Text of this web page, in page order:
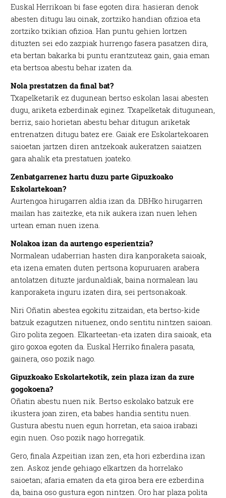
Euskal Herrikoan bi fase egoten dira: hasieran denok
abesten ditugu lau oinak, zortziko handian ofizioa eta
zortziko txikian ofizioa. Han puntu gehien lortzen
dituzten sei edo zazpiak hurrengo fasera pasatzen dira,
eta bertan bakarka bi puntu erantzuteaz gain, gaia eman
eta bertsoa abestu behar izaten da.
Nola prestatzen da final bat?
Txapelketarik ez dugunean bertso eskolan lasai abesten
dugu, ariketa ezberdinak eginez. Txapelketak ditugunean,
berriz, saio horietan abestu behar ditugun ariketak
entrenatzen ditugu batez ere. Gaiak ere Eskolartekoaren
saioetan jartzen diren antzekoak aukeratzen saiatzen
gara ahalik eta prestatuen joateko.
Zenbatgarrenez hartu duzu parte Gipuzkoako
Eskolartekoan?
Aurtengoa hirugarren aldia izan da. DBHko hirugarren
mailan has zaitezke, eta nik aukera izan nuen lehen
urtean eman nuen izena.
Nolakoa izan da aurtengo esperientzia?
Normalean udaberrian hasten dira kanporaketa saioak,
eta izena ematen duten pertsona kopuruaren arabera
antolatzen dituzte jardunaldiak, baina normalean lau
kanporaketa inguru izaten dira, sei pertsonakoak.
Niri Oñatin abestea egokitu zitzaidan, eta bertso-kide
batzuk ezagutzen nituenez, ondo sentitu nintzen saioan.
Giro polita zegoen. Elkarteetan-eta izaten dira saioak, eta
giro goxoa egoten da. Euskal Herriko finalera pasata,
gainera, oso pozik nago.
Gipuzkoako Eskolartekotik, zein plaza izan da zure
gogokoena?
Oñatin abestu nuen nik. Bertso eskolako batzuk ere
ikustera joan ziren, eta babes handia sentitu nuen.
Gustura abestu nuen egun horretan, eta saioa irabazi
egin nuen. Oso pozik nago horregatik.
Gero, finala Azpeitian izan zen, eta hori ezberdina izan
zen. Askoz jende gehiago elkartzen da horrelako
saioetan; afaria ematen da eta giroa bera ere ezberdina
da, baina oso gustura egon nintzen. Oro har plaza polita